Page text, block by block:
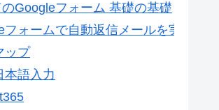
Googleフォーム 基礎の基礎
フォームで自動返信メールを実装す
ップ
本語入力